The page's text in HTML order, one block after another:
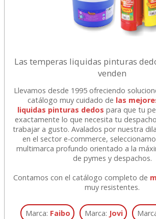
Las temperas liquidas pinturas
venden
Llevamos desde 1995 ofreciendo
catálogo muy cuidado de las
liquidas pinturas dedos para que tu
exactamente lo que necesita tu
trabajar a gusto. Avalados por nuestra
en el sector e-commerce,
multimarca profundo orientado a la
de pymes y despachos.
Contamos con el catálogo completo de
muy resistentes.
Marca: Faibo Marca: Jovi